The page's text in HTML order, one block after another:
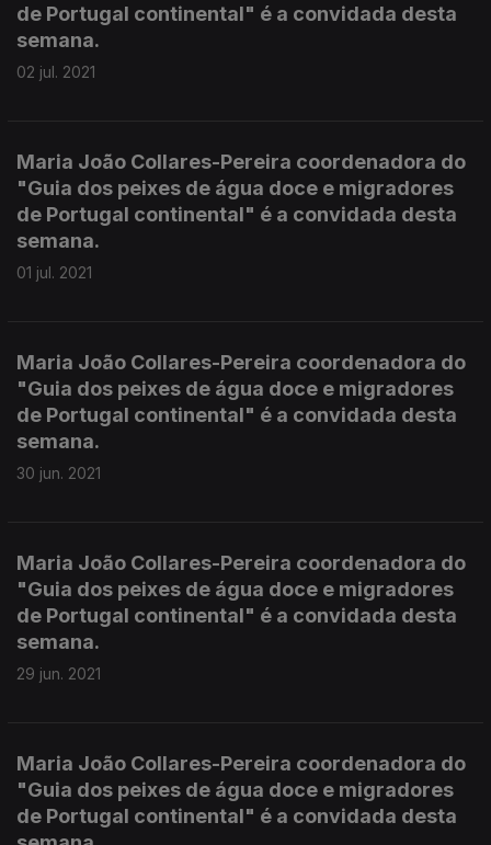
de Portugal continental" é a convidada desta
semana.
02 jul. 2021
Maria João Collares-Pereira coordenadora do
"Guia dos peixes de água doce e migradores
de Portugal continental" é a convidada desta
semana.
01 jul. 2021
Maria João Collares-Pereira coordenadora do
"Guia dos peixes de água doce e migradores
de Portugal continental" é a convidada desta
semana.
30 jun. 2021
Maria João Collares-Pereira coordenadora do
"Guia dos peixes de água doce e migradores
de Portugal continental" é a convidada desta
semana.
29 jun. 2021
Maria João Collares-Pereira coordenadora do
"Guia dos peixes de água doce e migradores
de Portugal continental" é a convidada desta